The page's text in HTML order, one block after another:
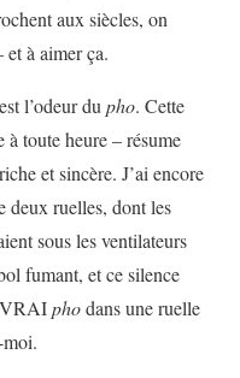
aux siècles, on
et à aimer ça.
l’odeur dupho. Cette
toute heure – résume
et sincère. J’ai encore
deux ruelles, dont les
sous les ventilateurs
fumant, et ce silence
VRAIphodans une ruelle